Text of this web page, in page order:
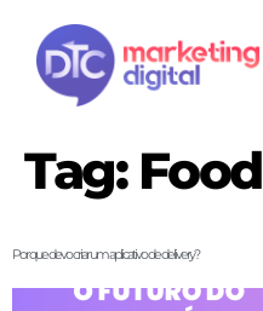
Tag: Food
Por que devo criar um aplicativo de delivery?